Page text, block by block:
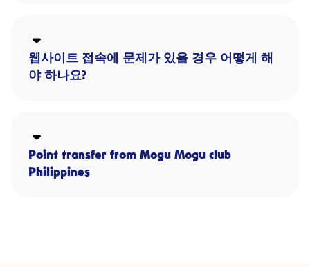
웹사이트 접속에 문제가 있을 경우 어떻게 해
야 하나요?
Point transfer from Mogu Mogu club
Philippines